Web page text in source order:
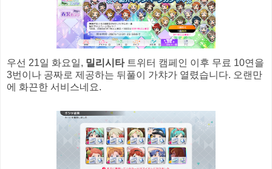
우선 21일 화요일, 밀리시타트위터 캠페인 이후 무료 10연을
3번이나 공짜로 제공하는 뒤풀이 가챠가 열렸습니다. 오랜만
에 화끈한 서비스네요.